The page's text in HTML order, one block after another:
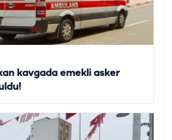
kavgada emekli asker